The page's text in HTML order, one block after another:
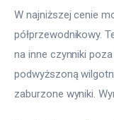
W najniższej cenie
półprzewodnikowy.
na inne czynniki
podwyższoną
zaburzone wyniki.